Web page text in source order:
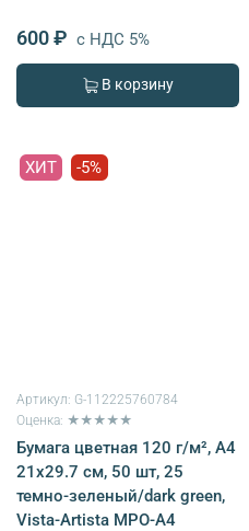
600 ₽ с НДС 5%
В корзину
ХИТ -5%
Артикул: G-112225760784
Оценка: ★★★★★
Бумага цветная 120 г/м², A4
21х29.7 см, 50 шт, 25
темно-зеленый/dark green,
Vista-Artista MPO-A4